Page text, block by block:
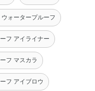
ウォータープルーフ
フ アイライナー
フ マスカラ
フ アイブロウ